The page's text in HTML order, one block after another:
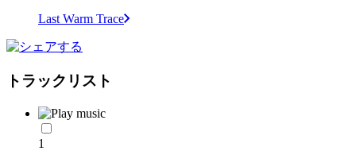
Last Warm Trace
トラックリスト
1